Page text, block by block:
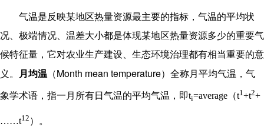
气温是反映某地区热量资源最主要的指标，气温的平均状
况、极端情况、温差大小都是体现某地区热量资源多少的重要气
候特征量，它对农业生产建设、生态环境治理都有相当重要的意
义。
月均温 （Month mean temperature）全称月平均气温，气
象学术语，指一月所有日气温的平均气温，即ti=average （t1 +t2+
……t12 ）。